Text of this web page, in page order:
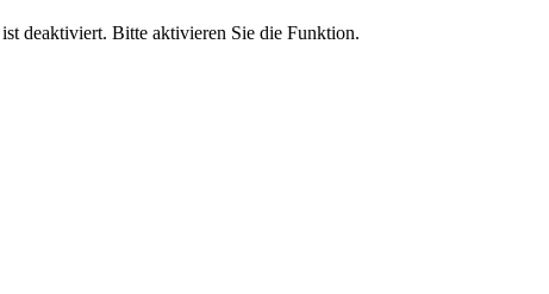
deaktiviert. Bitte aktivieren Sie die Funktion.